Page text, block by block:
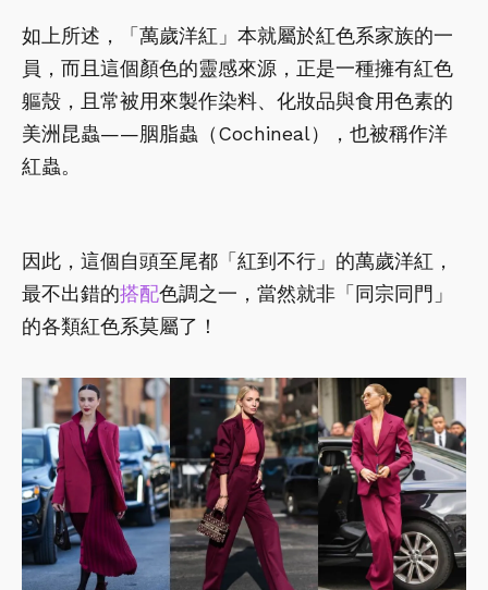
如上所述，「萬歲洋紅」本就屬於紅色系家族的一
員，而且這個顏色的靈感來源，正是一種擁有紅色
軀殼，且常被用來製作染料、化妝品與食用色素的
美洲昆蟲——胭脂蟲（Cochineal），也被稱作洋
紅蟲。
因此，這個自頭至尾都「紅到不行」的萬歲洋紅，
最不出錯的搭配色調之一，當然就非「同宗同門」
的各類紅色系莫屬了！